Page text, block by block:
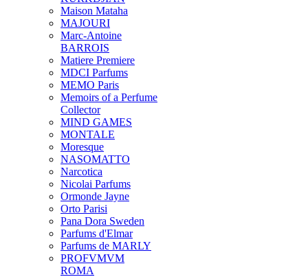
Maison Mataha
MAJOURI
Marc-Antoine
BARROIS
Matiere Premiere
MDCI Parfums
MEMO Paris
Memoirs of a Perfume
Collector
MIND GAMES
MONTALE
Moresque
NASOMATTO
Narcotica
Nicolai Parfums
Ormonde Jayne
Orto Parisi
Pana Dora Sweden
Parfums d'Elmar
Parfums de MARLY
PROFVMVM
ROMA